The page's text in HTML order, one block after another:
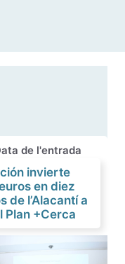
de l'entrada
invierte
en diez
de l’Alacantí a
Plan +Cerca